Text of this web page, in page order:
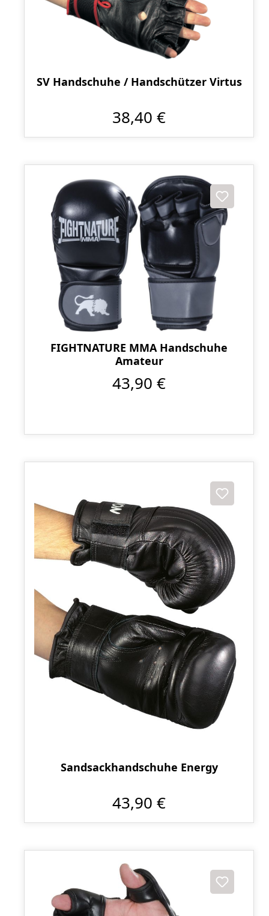
SV Handschuhe / Handschützer Virtus
38,40 €
FIGHTNATURE MMA Handschuhe
Amateur
43,90 €
Sandsackhandschuhe Energy
43,90 €